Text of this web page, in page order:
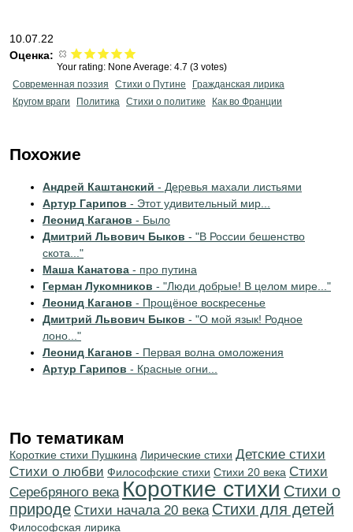
10.07.22
Оценка:
Your rating: None Average: 4.7 (3 votes)
Современная поэзия
Стихи о Путине
Гражданская лирика
Кругом враги
Политика Стихи о политике Как во Франции
Похожие
Андрей Каштанский - Деревья махали листьями
Артур Гарипов - Этот удивительный мир...
Леонид Каганов - Было
Дмитрий Львович Быков - "В России бешенство
скота..."
Маша Канатова - про путина
Герман Лукомников - "Люди добрые! В целом мире..."
Леонид Каганов - Прощёное воскресенье
Дмитрий Львович Быков - "О мой язык! Родное
лоно..."
Леонид Каганов - Первая волна омоложения
Артур Гарипов - Красные огни...
По тематикам
Короткие стихи Пушкина Лирические стихи Детские стихи
Стихи о любви Философские стихи Стихи 20 века Cтихи
Серебряного века Короткие стихи Стихи о
природе Cтихи начала 20 века Стихи для детей
Философская лирика